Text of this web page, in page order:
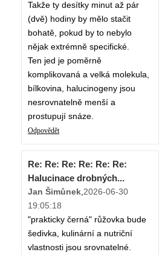
Takže ty desítky minut až pár
(dvě) hodiny by mělo stačit
bohatě, pokud by to nebylo
nějak extrémně specifické.
Ten jed je poměrně
komplikovaná a velká molekula,
bílkovina, halucinogeny jsou
nesrovnatelně menší a
prostupují snáze.
Odpovědět
Re: Re: Re: Re: Re: Re:
Halucinace drobných...
Jan Šimůnek 2026-06-30
19:05:18
"prakticky černá" růžovka bude
šedivka, kulinární a nutriční
vlastnosti jsou srovnatelné.